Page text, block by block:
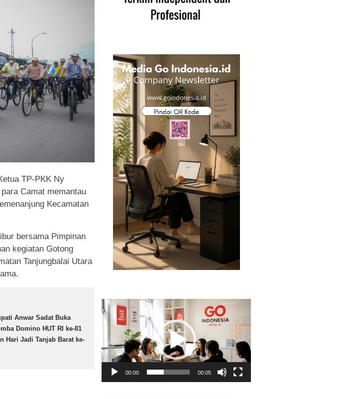
TP-PKK Ny
Camat memantau
Kecamatan
bersama Pimpinan
kegiatan Gotong
Tanjungbalai Utara
Anwar Sadat Buka
Domino HUT RI ke-81
Hari Jadi Tanjab Barat ke-
Pemutar
Video
00:00 00:05